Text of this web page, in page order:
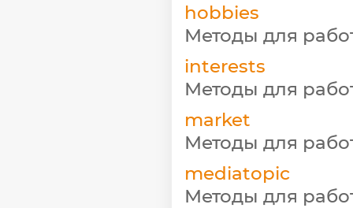
hobbies
Методы для
interests
Методы для
market
Методы для
mediatopic
Методы для